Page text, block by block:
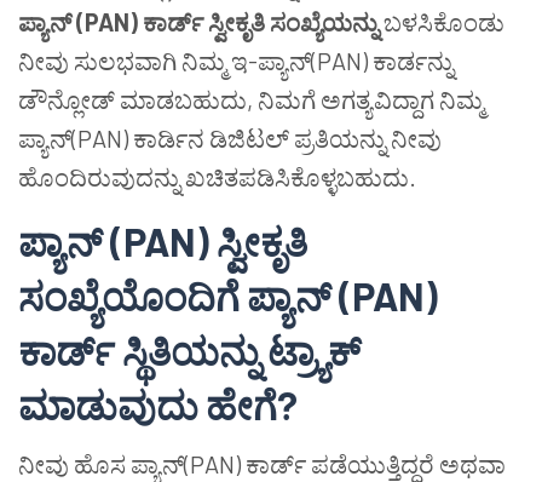
ಪ್ಯಾನ್(PAN) ಕಾರ್ಡ್ ಸ್ವೀಕೃತಿ ಸಂಖ್ಯೆಯನ್ನುಬಳಸಿಕೊಂಡು
ನೀವು ಸುಲಭವಾಗಿ ನಿಮ್ಮ ಇ-ಪ್ಯಾನ್(PAN) ಕಾರ್ಡನ್ನು
ಡೌನ್ಲೋಡ್ ಮಾಡಬಹುದು, ನಿಮಗೆ ಅಗತ್ಯವಿದ್ದಾಗ ನಿಮ್ಮ
ಪ್ಯಾನ್(PAN) ಕಾರ್ಡಿನ ಡಿಜಿಟಲ್ ಪ್ರತಿಯನ್ನು ನೀವು
ಹೊಂದಿರುವುದನ್ನು ಖಚಿತಪಡಿಸಿಕೊಳ್ಳಬಹುದು.
ಪ್ಯಾನ್(PAN)ಸ್ವೀಕೃತಿ
ಸಂಖ್ಯೆಯೊಂದಿಗೆಪ್ಯಾನ್(PAN)
ಕಾರ್ಡ್ಸ್ಥಿತಿಯನ್ನುಟ್ರ್ಯಾಕ್
ಮಾಡುವುದುಹೇಗೆ?
ನೀವು ಹೊಸ ಪ್ಯಾನ್(PAN) ಕಾರ್ಡ್ ಪಡೆಯುತ್ತಿದ್ದರೆ ಅಥವಾ